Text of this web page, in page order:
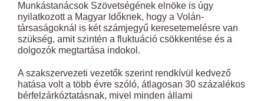
Munkástanácsok Szövetségének elnöke is úgy
nyilatkozott a Magyar Időknek, hogy a Volán-
társaságoknál is két számjegyű keresetemelésre van
szükség, amit szintén a fluktuáció csökkentése és a
dolgozók megtartása indokol.
A szakszervezeti vezetők szerint rendkívül kedvező
hatása volt a több évre szóló, átlagosan 30 százalékos
bérfelzárkóztatásnak, mivel minden állami